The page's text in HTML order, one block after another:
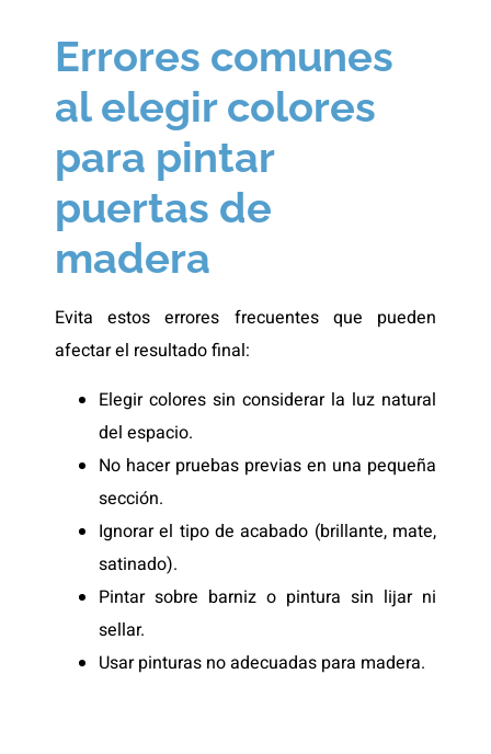
Errores comunes
al elegir colores
para pintar
puertas de
madera
Evita estos errores frecuentes que pueden
afectar el resultado final:
Elegir colores sin considerar la luz natural
del espacio.
No hacer pruebas previas en una pequeña
sección.
Ignorar el tipo de acabado (brillante, mate,
satinado).
Pintar sobre barniz o pintura sin lijar ni
sellar.
Usar pinturas no adecuadas para madera.